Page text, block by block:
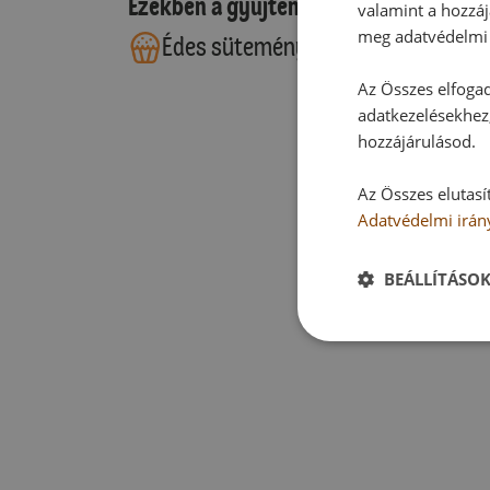
Édes sütemények
Torták
valamint a
meg
Az Összes
hozzájárulásod.
Az Összes
Adatvédelmi
BEÁLLÍTÁSOK